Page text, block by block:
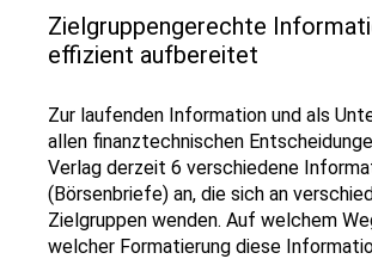
Zielgruppengerechte
effizient aufbereitet
Zur laufenden Information und als
allen finanztechnischen
Verlag derzeit 6 verschiedene
(Börsenbriefe) an, die sich an
Zielgruppen wenden. Auf welchem
welcher Formatierung diese